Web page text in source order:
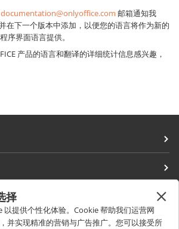
documentation@onlyoffice.com 邮箱通知我
在下一个版本中添加，以便您的语言将作为新的
序界面语言提供。
产品的语言和翻译的详细统计信息感兴趣，
择
以提供个性化体验。Cookie 帮助我们运营网
并实现精准的营销与广告推广。您可以接受所